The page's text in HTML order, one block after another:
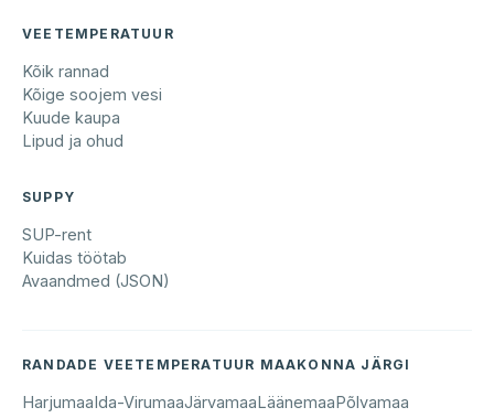
VEETEMPERATUUR
Kõik rannad
Kõige soojem vesi
Kuude kaupa
Lipud ja ohud
SUPPY
SUP-rent
Kuidas töötab
Avaandmed (JSON)
RANDADE VEETEMPERATUUR MAAKONNA JÄRGI
HarjumaaIda-VirumaaJärvamaaLäänemaaPõlvamaa